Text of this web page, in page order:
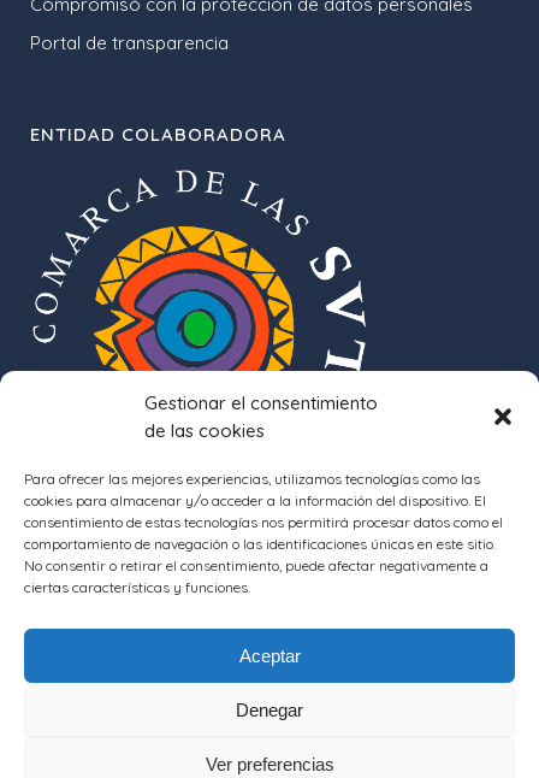
Gestionar el consentimiento
de las cookies
Para ofrecer las mejores experiencias, utilizamos tecnologías como las
cookies para almacenar y/o acceder a la información del dispositivo. El
consentimiento de estas tecnologías nos permitirá procesar datos como el
comportamiento de navegación o las identificaciones únicas en este sitio.
No consentir o retirar el consentimiento, puede afectar negativamente a
ciertas características y funciones.
Aceptar
Denegar
Ver preferencias
Portal de transparencia
ENTIDAD COLABORADORA